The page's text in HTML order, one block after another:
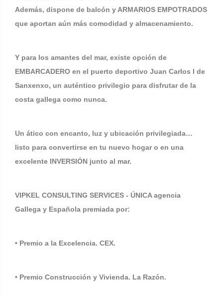
Además, dispone de balcón y ARMARIOS EMPOTRADOS
que aportan aún más comodidad y almacenamiento.
Y para los amantes del mar, existe opción de
EMBARCADERO en el puerto deportivo Juan Carlos I de
Sanxenxo, un auténtico privilegio para disfrutar de la
costa gallega como nunca.
Un ático con encanto, luz y ubicación privilegiada…
listo para convertirse en tu nuevo hogar o en una
excelente INVERSIÓN junto al mar.
VIPKEL CONSULTING SERVICES - ÚNICA agencia
Gallega y Española premiada por:
• Premio a la Excelencia. CEX.
• Premio Construcción y Vivienda. La Razón.